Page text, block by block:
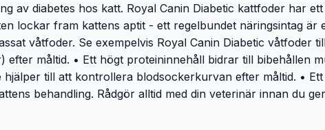
av diabetes hos katt. Royal Canin Diabetic kattfoder har
lockar fram kattens aptit - ett regelbundet näringsintag är
våtfoder. Se exempelvis Royal Canin Diabetic våtfoder
måltid. • Ett högt proteininnehåll bidrar till bibehållen
till att kontrollera blodsockerkurvan efter måltid. •
behandling. Rådgör alltid med din veterinär innan du